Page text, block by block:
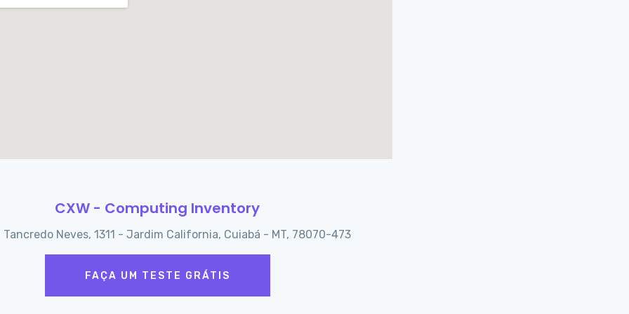
CXW - Computing Inventory
Tancredo Neves, 1311 - Jardim California, Cuiabá - MT, 78070-473
FAÇA UM TESTE GRÁTIS